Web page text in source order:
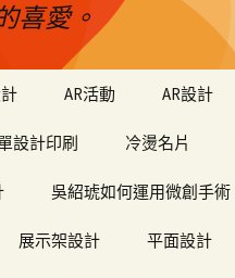
喜愛。
AR活動 AR設計
設計印刷 冷燙名片
吳紹琥如何運用微創手術
展示架設計 平面設計